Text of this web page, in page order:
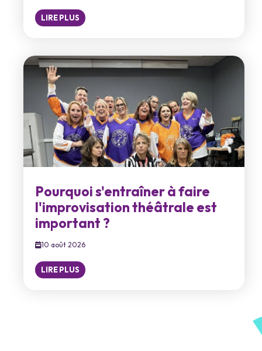
LIRE PLUS
Pourquoi s'entraîner à faire
l'improvisation théâtrale est
important ?
10 août 2026
LIRE PLUS